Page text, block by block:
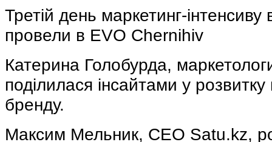
Третій день маркетинг-інтенсиву
провели в EVO Chernihiv
Катерина Голобурда,
поділилася інсайтами у
бренду.
Максим Мельник, CEO Satu.kz,